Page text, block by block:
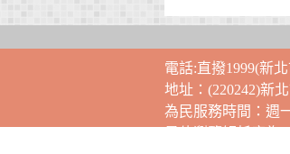
電話:直撥1999(新
地址：(220242)新
為民服務時間：週